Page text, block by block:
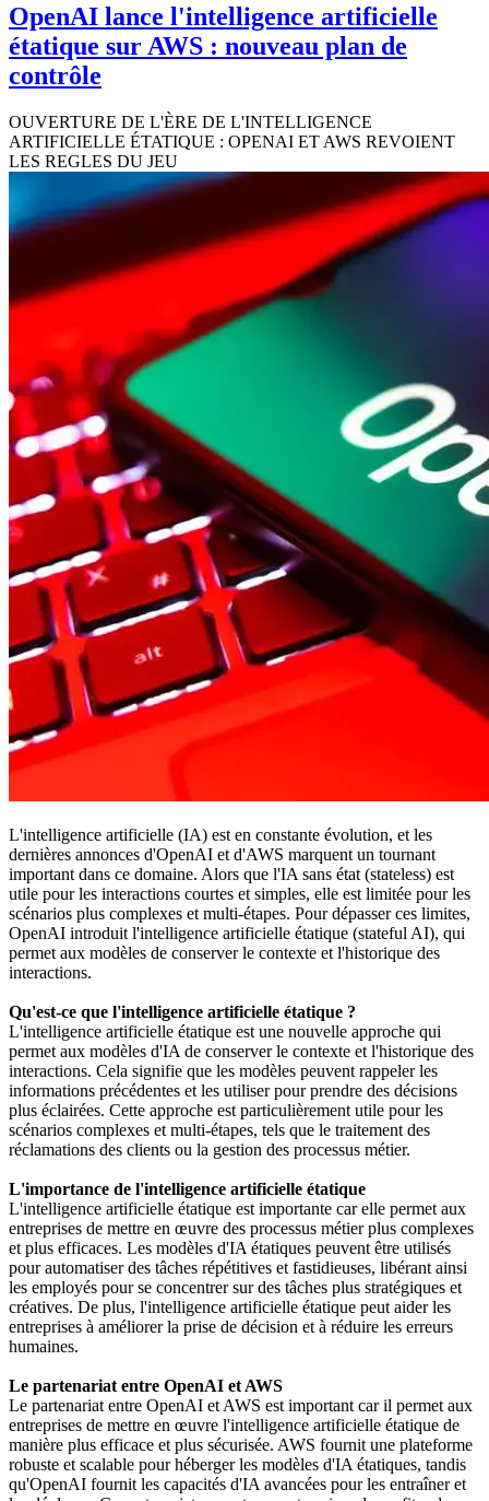
OpenAI lance l'intelligence artificielle
étatique sur AWS : nouveau plan de
contrôle
OUVERTURE DE L'ÈRE DE L'INTELLIGENCE
ARTIFICIELLE ÉTATIQUE : OPENAI ET AWS REVOIENT
LES REGLES DU JEU
L'intelligence artificielle (IA) est en constante évolution, et les
dernières annonces d'OpenAI et d'AWS marquent un tournant
important dans ce domaine. Alors que l'IA sans état (stateless) est
utile pour les interactions courtes et simples, elle est limitée pour les
scénarios plus complexes et multi-étapes. Pour dépasser ces limites,
OpenAI introduit l'intelligence artificielle étatique (stateful AI), qui
permet aux modèles de conserver le contexte et l'historique des
interactions.
Qu'est-ce que l'intelligence artificielle étatique ?
L'intelligence artificielle étatique est une nouvelle approche qui
permet aux modèles d'IA de conserver le contexte et l'historique des
interactions. Cela signifie que les modèles peuvent rappeler les
informations précédentes et les utiliser pour prendre des décisions
plus éclairées. Cette approche est particulièrement utile pour les
scénarios complexes et multi-étapes, tels que le traitement des
réclamations des clients ou la gestion des processus métier.
L'importance de l'intelligence artificielle étatique
L'intelligence artificielle étatique est importante car elle permet aux
entreprises de mettre en œuvre des processus métier plus complexes
et plus efficaces. Les modèles d'IA étatiques peuvent être utilisés
pour automatiser des tâches répétitives et fastidieuses, libérant ainsi
les employés pour se concentrer sur des tâches plus stratégiques et
créatives. De plus, l'intelligence artificielle étatique peut aider les
entreprises à améliorer la prise de décision et à réduire les erreurs
humaines.
Le partenariat entre OpenAI et AWS
Le partenariat entre OpenAI et AWS est important car il permet aux
entreprises de mettre en œuvre l'intelligence artificielle étatique de
manière plus efficace et plus sécurisée. AWS fournit une plateforme
robuste et scalable pour héberger les modèles d'IA étatiques, tandis
qu'OpenAI fournit les capacités d'IA avancées pour les entraîner et